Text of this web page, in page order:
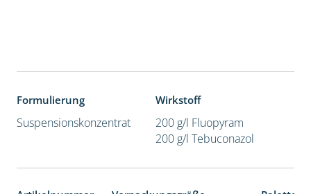
Formulierung
Suspensionskonzentrat
Wirkstoff
200 g/l Fluopyram
200 g/l Tebuconazol